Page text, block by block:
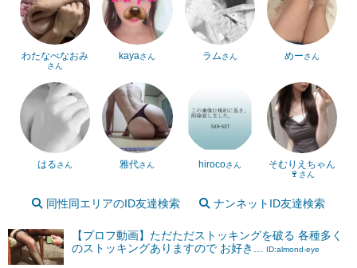
わたなべなおみ
さん
kayaさん ラムさん めーさん
はるさん 雅代さん hirocoさん
そむりえちゃん
🍷 さん
同性同エリアのID友達検索 ナンネットID友達検索
【プロフ動画】ただただストッキングを破る 各種多く
のストッキングありますので お好き...
ID:almond-eye